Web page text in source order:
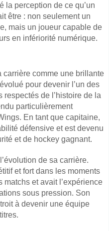
la perception de ce qu’un
être : non seulement un
mais un joueur capable de
en infériorité numérique.
carrière comme une brillante
pour devenir l’un des
respectés de l’histoire de la
particulièrement
En tant que capitaine,
défensive et est devenu
et de hockey gagnant.
de sa carrière.
et fort dans les moments
et avait l’expérience
sous pression. Son
à devenir une équipe